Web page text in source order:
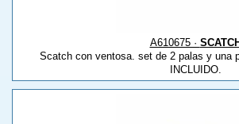
A610675 · SCATCH
Scatch con ventosa. set de 2 palas y una
INCLUIDO.